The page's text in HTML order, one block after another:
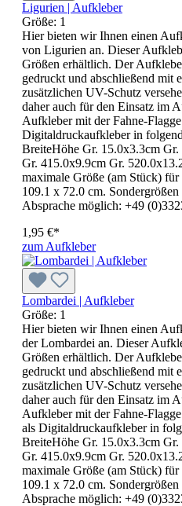
Ligurien | Aufkleber
Größe: 1
Hier bieten wir Ihnen einen
von Ligurien an. Dieser
Größen erhältlich. Der
gedruckt und abschließend mit
zusätzlichen UV-Schutz
daher auch für den Einsatz im
Aufkleber mit der Fahne-
Digitaldruckaufkleber in
BreiteHöhe Gr. 15.0x3.3cm
Gr. 415.0x9.9cm Gr.
maximale Größe (am Stück)
109.1 x 72.0 cm.
Absprache möglich: +49
1,95 €*
zum Aufkleber
Lombardei | Aufkleber
Größe: 1
Hier bieten wir Ihnen einen
der Lombardei an. Dieser
Größen erhältlich. Der
gedruckt und abschließend mit
zusätzlichen UV-Schutz
daher auch für den Einsatz im
Aufkleber mit der Fahne-
als Digitaldruckaufkleber in
BreiteHöhe Gr. 15.0x3.3cm
Gr. 415.0x9.9cm Gr.
maximale Größe (am Stück)
109.1 x 72.0 cm.
Absprache möglich: +49